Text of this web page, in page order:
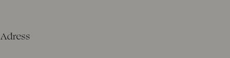
Adress